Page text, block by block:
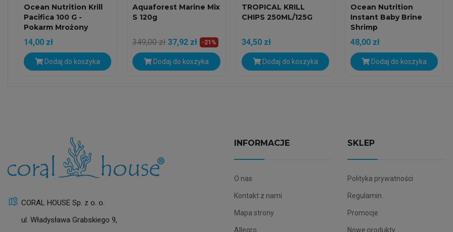
Ocean Nutrition Krill
Pacifica 100 G -
Pokarm Mrożony
14,00 zł
Dodaj do koszyka
Aquaforest Marine Mix
S 120g
349,00 zł 37,92 zł -21%
Dodaj do koszyka
TROPICAL KRILL
CHIPS 250ML/125G
34,50 zł
Dodaj do koszyka
Ocean Nutrition
Instant Baby Brine
Shrimp
48,00 zł
Dodaj do koszyka
CORAL HOUSE Sp. z o. o.
ul. Władysława Grabskiego 9,
INFORMACJE
O nas
Kontakt z nami
Mapa strony
Allegro
SKLEP
Polityka prywatności
Regulamin
Promocje
Nowe produkty